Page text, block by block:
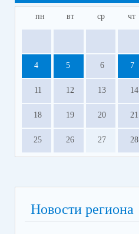
пн вт ср чт
4 5 6 7
11 12 13 14
18 19 20 21
25 26 27 28
Новости региона